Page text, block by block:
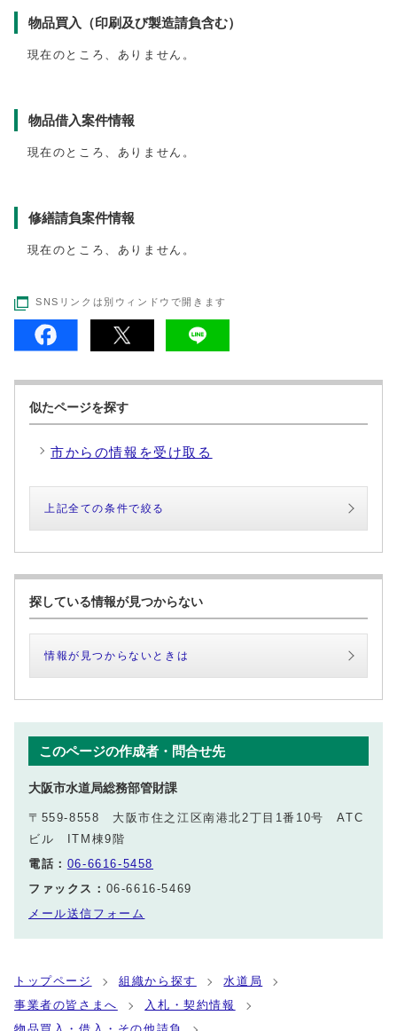
物品買入（印刷及び製造請負含む）
現在のところ、ありません。
物品借入案件情報
現在のところ、ありません。
修繕請負案件情報
現在のところ、ありません。
SNSリンクは別ウィンドウで開きます
似たページを探す
市からの情報を受け取る
上記全ての条件で絞る
探している情報が見つからない
情報が見つからないときは
このページの作成者・問合せ先
大阪市水道局総務部管財課
〒559-8558 大阪市住之江区南港北2丁目1番10号 ATC
ビル ITM棟9階
電話： 06-6616-5458
ファックス： 06-6616-5469
メール送信フォーム
トップページ 組織から探す
水道局
事業者の皆さまへ
入札・契約情報